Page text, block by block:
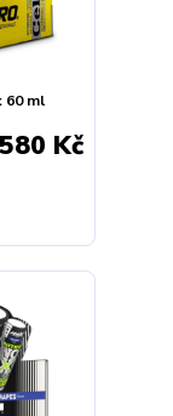
60 ml
580 Kč